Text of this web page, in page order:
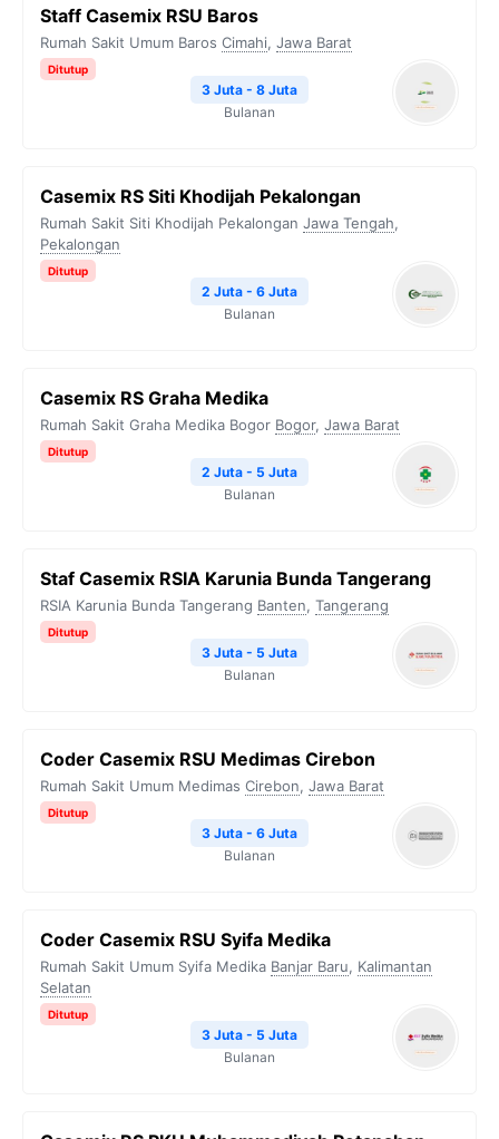
Staff Casemix RSU Baros
Rumah Sakit Umum Baros Cimahi, Jawa Barat
Ditutup
3 Juta - 8 Juta
Bulanan
Casemix RS Siti Khodijah Pekalongan
Rumah Sakit Siti Khodijah Pekalongan Jawa Tengah,
Pekalongan
Ditutup
2 Juta - 6 Juta
Bulanan
Casemix RS Graha Medika
Rumah Sakit Graha Medika Bogor Bogor, Jawa Barat
Ditutup
2 Juta - 5 Juta
Bulanan
Staf Casemix RSIA Karunia Bunda Tangerang
RSIA Karunia Bunda Tangerang Banten, Tangerang
Ditutup
3 Juta - 5 Juta
Bulanan
Coder Casemix RSU Medimas Cirebon
Rumah Sakit Umum Medimas Cirebon, Jawa Barat
Ditutup
3 Juta - 6 Juta
Bulanan
Coder Casemix RSU Syifa Medika
Rumah Sakit Umum Syifa Medika Banjar Baru, Kalimantan
Selatan
Ditutup
3 Juta - 5 Juta
Bulanan